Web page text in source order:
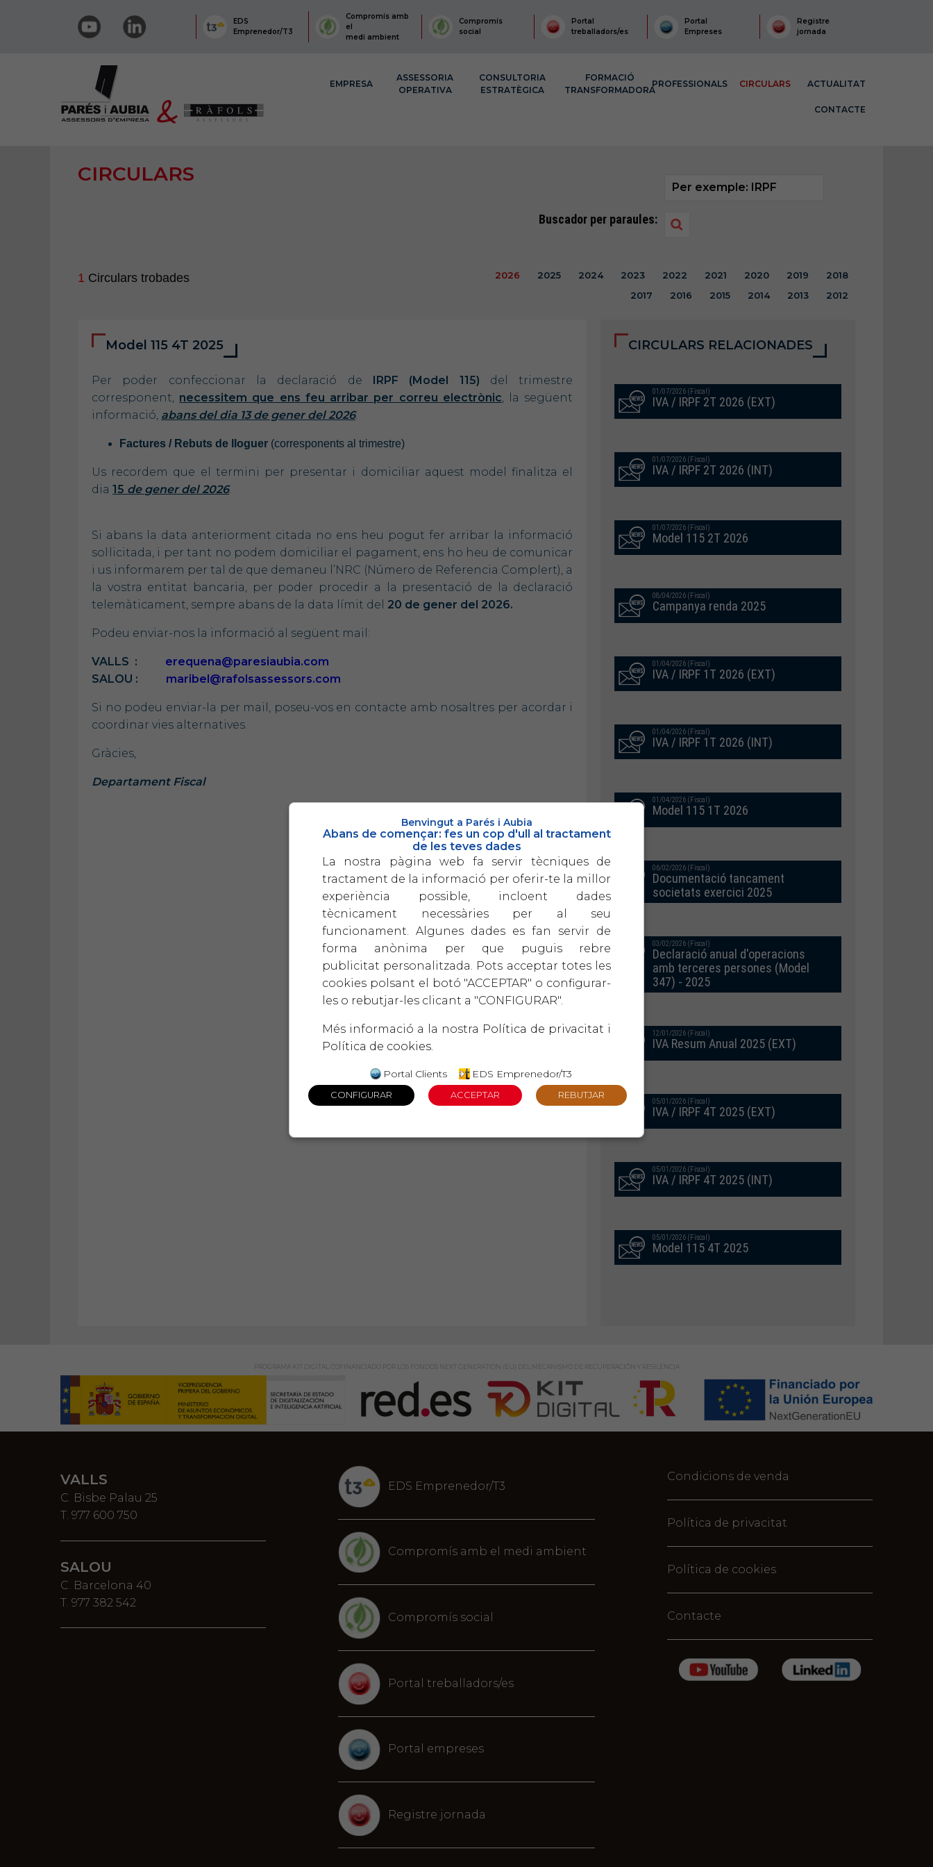
EDS
Emprenedor/T3
Compromís amb
el
medi ambient
Compromís
social
Portal
treballadors/es
Portal
Empreses
Registre
jornada
EMPRESA
ASSESSORIA
OPERATIVA
CONSULTORIA
ESTRATÈGICA
FORMACIÓ
TRANSFORMADORA
PROFESSIONALS CIRCULARS ACTUALITAT
CONTACTE
CIRCULARS
Buscador per paraules:
1 Circulars trobades 2026 2025 2024 2023 2022 2021 2020 2019
2018
2017
2016 2015 2014 2013 2012
Model 115 4T 2025
Per poder confeccionar la declaració de IRPF (Model 115) del trimestre
corresponent, necessitem que ens feu arribar per correu electrònic , la següent
informació, abans del dia 13 de gener del 2026:
Factures / Rebuts de lloguer (corresponents al trimestre)
Us recordem que el termini per presentar i domiciliar aquest model finalitza el
dia 15 de gener del 2026.
Si abans la data anteriorment citada no ens heu pogut fer arribar la informació
sol·licitada, i per tant no podem domiciliar el pagament, ens ho heu de comunicar
i us informarem per tal de que demaneu l’NRC (Número de Referencia Complert), a
la vostra entitat bancaria, per poder procedir a la presentació de la declaració
telemàticament, sempre abans de la data límit del 20 de gener del 2026.
Podeu enviar-nos la informació al següent mail:
VALLS :
erequena@paresiaubia.com
SALOU : maribel@rafolsassessors.com
Si no podeu enviar-la per mail, poseu-vos en contacte amb nosaltres per acordar i
coordinar vies alternatives.
Gràcies,
Departament Fiscal
CIRCULARS RELACIONADES
01/07/2026 (Fiscal)
IVA / IRPF 2T 2026 (EXT)
01/07/2026 (Fiscal)
IVA / IRPF 2T 2026 (INT)
01/07/2026 (Fiscal)
Model 115 2T 2026
08/04/2026 (Fiscal)
Campanya renda 2025
01/04/2026 (Fiscal)
IVA / IRPF 1T 2026 (EXT)
01/04/2026 (Fiscal)
IVA / IRPF 1T 2026 (INT)
01/04/2026 (Fiscal)
Model 115 1T 2026
06/02/2026 (Fiscal)
Documentació tancament
societats exercici 2025
03/02/2026 (Fiscal)
Declaració anual d'operacions
amb terceres persones (Model
347) - 2025
12/01/2026 (Fiscal)
IVA Resum Anual 2025 (EXT)
05/01/2026 (Fiscal)
IVA / IRPF 4T 2025 (EXT)
05/01/2026 (Fiscal)
IVA / IRPF 4T 2025 (INT)
05/01/2026 (Fiscal)
Model 115 4T 2025
PROGRAMA KIT DIGITAL COFINANCIADO POR LOS FONDOS NEXT GENERATION (EU) DEL MECANISMO DE RECUPERACIÓN Y RESILENCIA
VALLS
C. Bisbe Palau 25
T. 977 600 750
SALOU
C. Barcelona 40
T. 977 382 542
EDS Emprenedor/T3
Compromís amb el medi ambient
Compromís social
Portal treballadors/es
Portal empreses
Registre jornada
Condicions de venda
Política de privacitat
Política de cookies
Contacte
Benvingut a Parés i Aubia
Abans de començar: fes un cop d'ull al tractament
de les teves dades
La nostra pàgina web fa servir tècniques de
tractament de la informació per oferir-te la millor
experiència possible, incloent dades
tècnicament necessàries per al seu
funcionament. Algunes dades es fan servir de
forma anònima per que puguis rebre
publicitat personalitzada. Pots acceptar totes les
cookies polsant el botó "ACCEPTAR" o configurar-
les o rebutjar-les clicant a "CONFIGURAR".
Més informació a la nostra Política de privacitat i
Política de cookies.
Portal Clients EDS Emprenedor/T3